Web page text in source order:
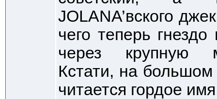
JOLANA’вского
чего теперь
через крупную
Кстати, на
читается гордое